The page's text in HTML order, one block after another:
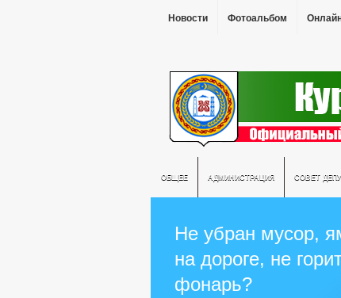
Новости Фотоальбом
ОБЩЕЕ АДМИНИСТРАЦИЯ СОВЕТ
Не убран мусор,
на дороге, не
фонарь?